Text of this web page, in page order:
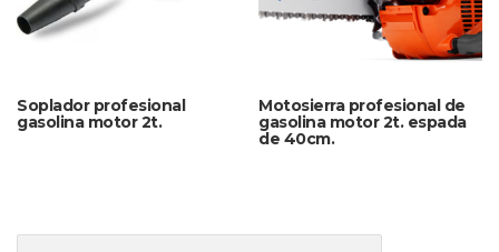
Soplador profesional
gasolina motor 2t.
Motosierra profesional de
gasolina motor 2t. espada
de 40cm.